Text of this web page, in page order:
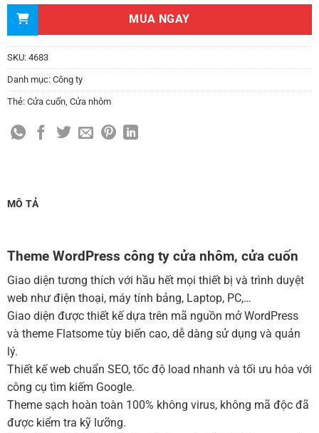
Thay đổi bố cục trang chủ (đơn giản)(+500,000 ₫)
Thiết kế 2 banner chạy ở slider chính
Thay đổi màu sắc toàn bộ site theo yêu cầu
(+150,000 ₫)
Thiết kế logo đơn giản để đăng web
MUA THÊM TÊN MIỀN + HOSTING
Tên miền Việt Nam .vn (1 năm) (+550,000 ₫)
Hosting 2GB SSD (1 năm)
(+700,000 ₫)
Hosting 4GB SSD (1 năm)(+1,000,000 ₫)
Hosting 8GB SSD (1 năm)(+1,200,000 ₫)
MUA NGAY
SKU: 4683
Danh mục: Công ty
Thẻ: Cửa cuốn Cửa nhôm
MÔ TẢ
Theme WordPress công ty cửa nhôm, cửa cuốn
Giao diện tương thích với hầu hết mọi thiết bị và trình duyệt
web như điện thoại, máy tính bảng, Laptop, PC,…
Giao diện được thiết kế dựa trên mã nguồn mở WordPress
và theme Flatsome tùy biến cao, dễ dàng sử dụng và quản
lý.
Thiết kế web chuẩn SEO, tốc độ load nhanh và tối ưu hóa với
công cụ tìm kiếm Google.
Theme sạch hoàn toàn 100% không virus, không mã độc đã
được kiểm tra kỹ lưỡng.